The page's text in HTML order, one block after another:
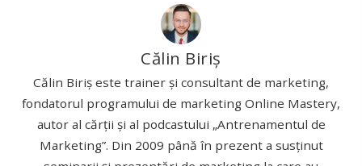
Călin Biriș
Călin Biriș este trainer și consultant de marketing,
fondatorul programului de marketing Online Mastery,
autor al cărții și al podcastului „Antrenamentul de
Marketing”. Din 2009 până în prezent a susținut